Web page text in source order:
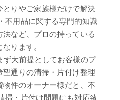
りやご家族様だけで解決
不用品に関する専門的知識
など、プロの持っている
ります。
大前提としてお客様のプ
通りの清掃・片付け整理
件のオーナー様だと、不
掃・片付け問題にも対応致